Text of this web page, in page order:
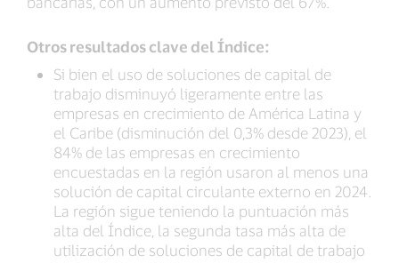
Otros resultados clave del Índice:
Si bien el uso de soluciones de capital de
trabajo disminuyó ligeramente entre las
empresas en crecimiento de América Latina y
el Caribe (disminución del 0,3% desde 2023), el
84% de las empresas en crecimiento
encuestadas en la región usaron al menos una
solución de capital circulante externo en 2024.
La región sigue teniendo la puntuación más
alta del Índice, la segunda tasa más alta de
utilización de soluciones de capital de trabajo